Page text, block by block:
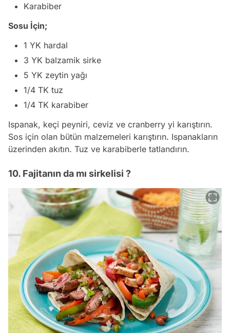
Karabiber
Sosu İçin;
1 YK hardal
3 YK balzamik sirke
5 YK zeytin yağı
1/4 TK tuz
1/4 TK karabiber
Ispanak, keçi peyniri, ceviz ve cranberry yi karıştırın.
Sos için olan bütün malzemeleri karıştırın. Ispanakların
üzerinden akıtın. Tuz ve karabiberle tatlandırın.
10. Fajitanın da mı sirkelisi ?